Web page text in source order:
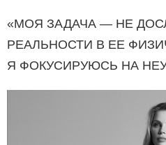
«МОЯ ЗАДАЧА — НЕ
РЕАЛЬНОСТИ В ЕЕ
Я ФОКУСИРУЮСЬ НА